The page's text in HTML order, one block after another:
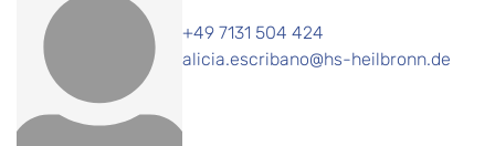
+49 7131 504 424
alicia.escribano@hs-heilbronn.de